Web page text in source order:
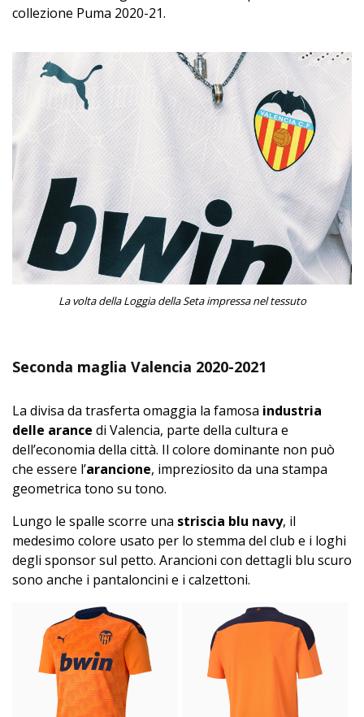
collezione Puma 2020-21.
La volta della Loggia della Seta impressa nel tessuto
Seconda maglia Valencia 2020-2021
La divisa da trasferta omaggia la famosa industria
delle arance di Valencia, parte della cultura e
dell’economia della città. Il colore dominante non può
che essere l’arancione, impreziosito da una stampa
geometrica tono su tono.
Lungo le spalle scorre una striscia blu navy, il
medesimo colore usato per lo stemma del club e i loghi
degli sponsor sul petto. Arancioni con dettagli blu scuro
sono anche i pantaloncini e i calzettoni.